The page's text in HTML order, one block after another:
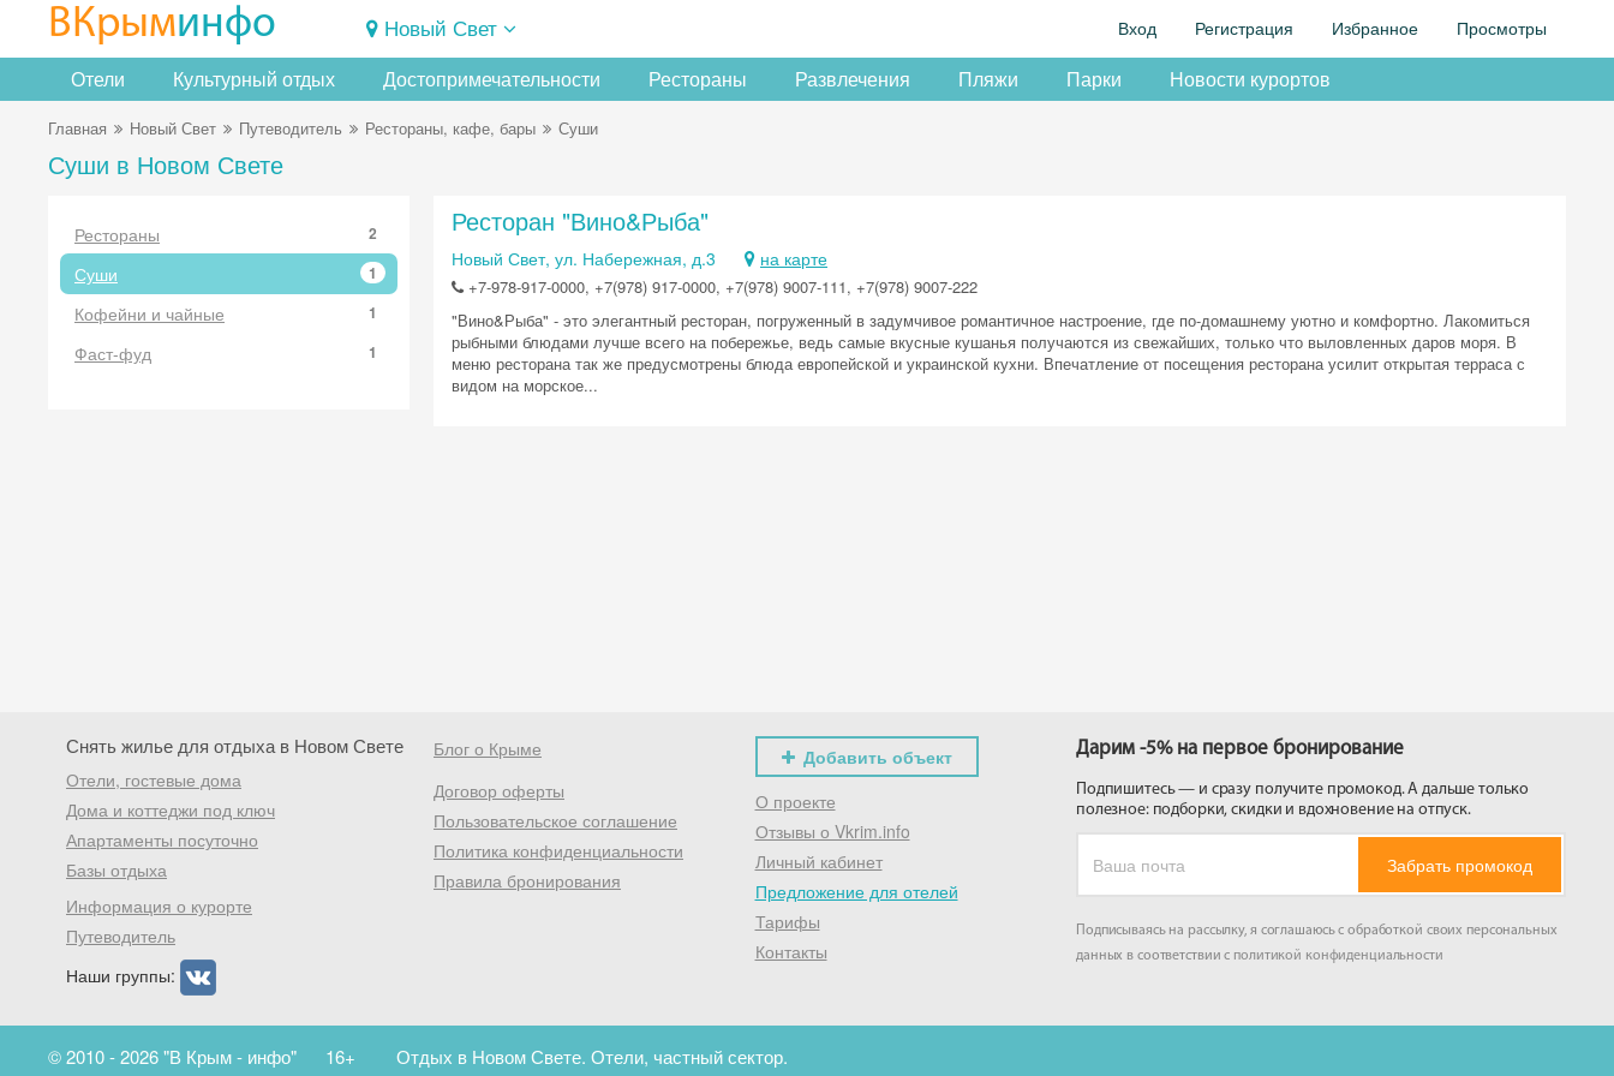
ВКрыминфо Новый Свет Вход Регистрация Избранное Просмотры
Отели Культурный отдых Достопримечательности Рестораны Развлечения Пляжи Парки Новости курортов
Главная Новый Свет Путеводитель Рестораны, кафе, бары Суши
Суши в Новом Свете
Рестораны 2
Суши 1
Кофейни и чайные 1
Фаст-фуд 1
Ресторан "Вино&Рыба"
Новый Свет, ул. Набережная, д.3 на карте
+7-978-917-0000, +7(978) 917-0000, +7(978) 9007-111, +7(978) 9007-222
"Вино&Рыба" - это элегантный ресторан, погруженный в задумчивое романтичное настроение, где по-домашнему уютно и комфортно. Лакомиться
рыбными блюдами лучше всего на побережье, ведь самые вкусные кушанья получаются из свежайших, только что выловленных даров моря. В
меню ресторана так же предусмотрены блюда европейской и украинской кухни. Впечатление от посещения ресторана усилит открытая терраса с
видом на морское...
Снять жилье для отдыха в Новом Свете
Отели, гостевые дома
Дома и коттеджи под ключ
Апартаменты посуточно
Базы отдыха
Информация о курорте
Путеводитель
Наши группы:
Блог о Крыме
Договор оферты
Пользовательское соглашение
Политика конфиденциальности
Правила бронирования
Добавить объект
О проекте
Отзывы о Vkrim.info
Личный кабинет
Предложение для отелей
Тарифы
Контакты
Дарим -5% на первое бронирование
Подпишитесь — и сразу получите промокод. А дальше только
полезное: подборки, скидки и вдохновение на отпуск.
Забрать промокод
Подписываясь на рассылку, я соглашаюсь с обработкой своих персональных
данных в соответствии с политикой конфиденциальности
© 2010 - 2026 "В Крым - инфо" 16+ Отдых в Новом Свете. Отели, частный сектор.